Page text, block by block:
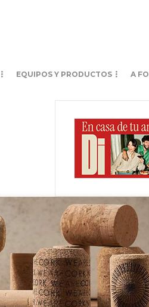
EQUIPOS Y PRODUCTOS A